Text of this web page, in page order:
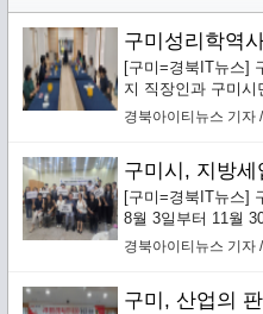
[구미=경북IT뉴스]
지 직장인과 구미시
성리학역사관 교육
경북아이티뉴스 기자
구미시, 지방
[구미=경북IT뉴스]
8월 3일부터 11월
통한 맞춤형 징수활
경북아이티뉴스 기자